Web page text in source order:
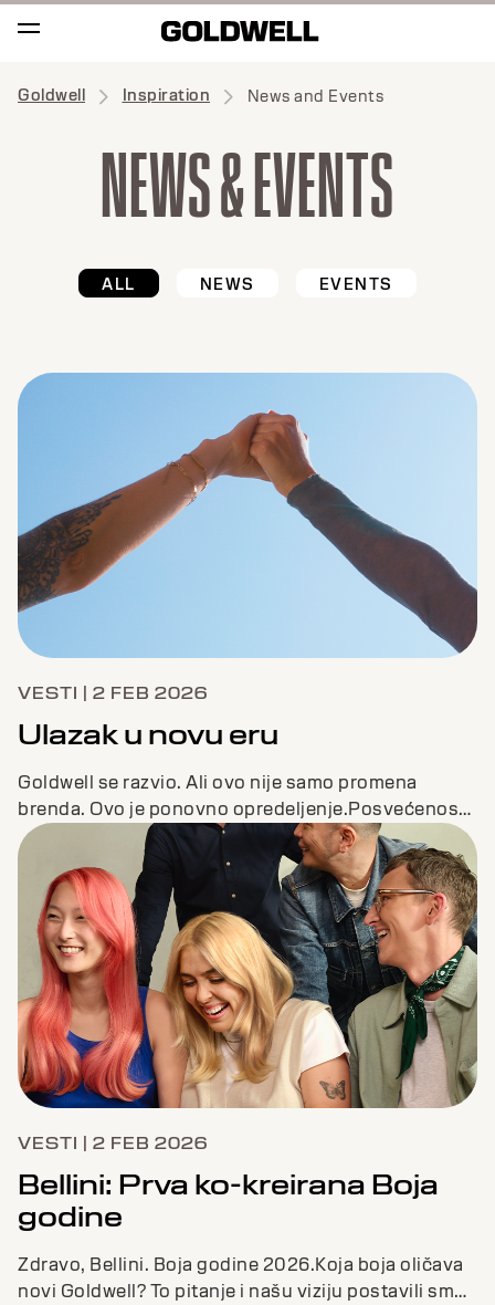
Goldwell Inspiration News and Events
NEWS & EVENTS
ALL NEWS EVENTS
Ulazak u novu eru
Goldwell se razvio. Ali ovo nije samo promena
brenda. Ovo je ponovno opredeljenje.Posvećenost
frizerima/umetnicima. Posvećenost salonima.
VAMA.HAJDE DA BOJIMO BUDUĆNOST ZAJEDNO.
VESTI | 2 FEB 2026
Bellini: Prva ko-kreirana Boja
godine
Zdravo, Bellini. Boja godine 2026.Koja boja oličava
novi Goldwell? To pitanje i našu viziju postavili smo
VESTI | 2 FEB 2026